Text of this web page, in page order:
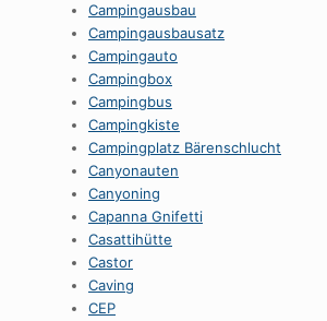
Campingausbau
Campingausbausatz
Campingauto
Campingbox
Campingbus
Campingkiste
Campingplatz Bärenschlucht
Canyonauten
Canyoning
Capanna Gnifetti
Casattihütte
Castor
Caving
CEP